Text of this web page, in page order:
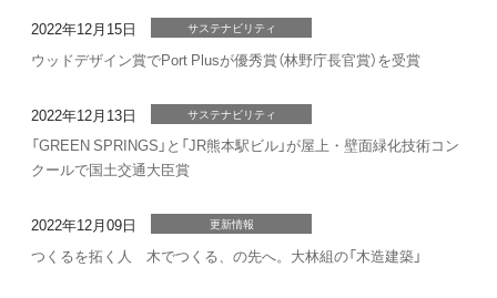
2022年12月15日 サステナビリティ
ウッドデザイン賞でPort Plusが優秀賞（林野庁長官賞）を受賞
2022年12月13日 サステナビリティ
「GREEN SPRINGS」と「JR熊本駅ビル」が屋上・壁面緑化技術コン
クールで国土交通大臣賞
2022年12月09日 更新情報
つくるを拓く人 木でつくる、の先へ。大林組の「木造建築」